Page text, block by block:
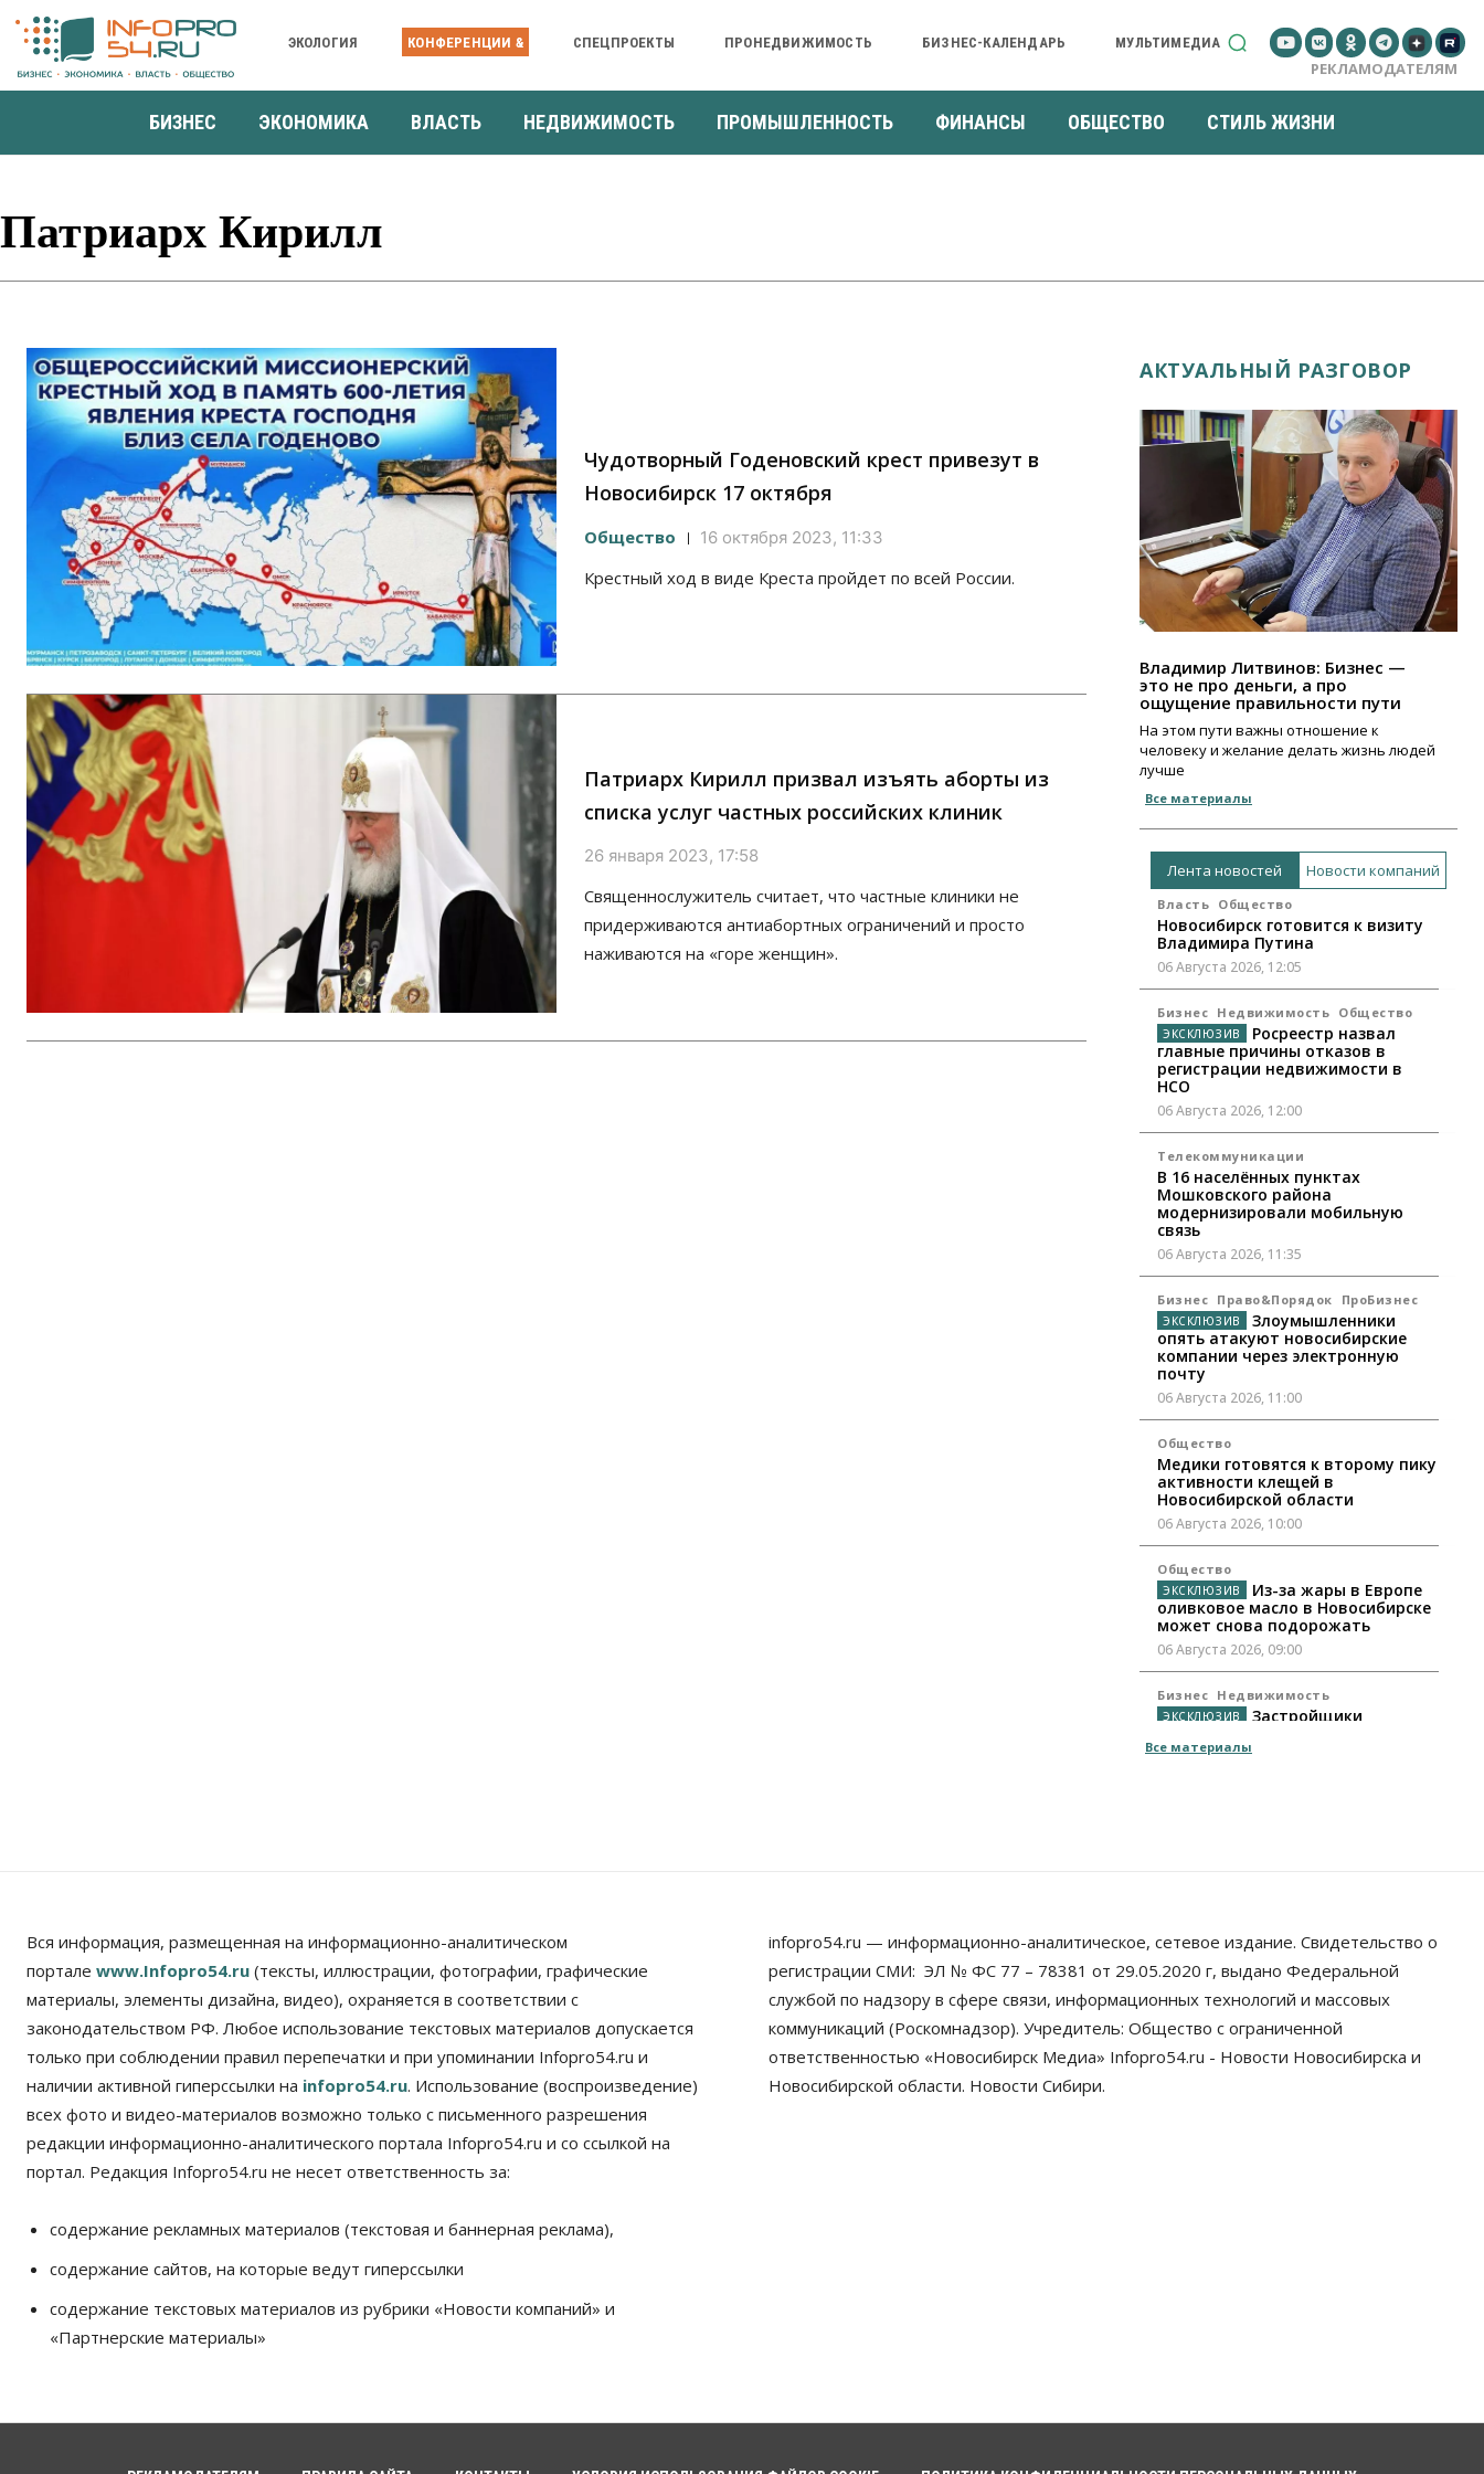
ЭКОЛОГИЯ КОНФЕРЕНЦИИ & СПЕЦПРОЕКТЫ ПРОНЕДВИЖИМОСТЬ БИЗНЕС-КАЛЕНДАРЬ МУЛЬТИМЕДИА
РЕКЛАМОДАТЕЛЯМ
БИЗНЕС ЭКОНОМИКА ВЛАСТЬ НЕДВИЖИМОСТЬ ПРОМЫШЛЕННОСТЬ ФИНАНСЫ ОБЩЕСТВО СТИЛЬ ЖИЗНИ
Патриарх Кирилл
Чудотворный Годеновский крест привезут в
Новосибирск 17 октября
Общество 16 октября 2023, 11:33
Крестный ход в виде Креста пройдет по всей России.
Патриарх Кирилл призвал изъять аборты из
списка услуг частных российских клиник
26 января 2023, 17:58
Священнослужитель считает, что частные клиники не
придерживаются антиабортных ограничений и просто
наживаются на «горе женщин».
АКТУАЛЬНЫЙ РАЗГОВОР
Владимир Литвинов: Бизнес —
это не про деньги, а про
ощущение правильности пути
На этом пути важны отношение к
человеку и желание делать жизнь людей
лучше
Все материалы
Лента новостей Новости компаний
Власть Общество
Новосибирск готовится к визиту
Владимира Путина
06 Августа 2026, 12:05
Бизнес Недвижимость Общество
Росреестр назвал
главные причины отказов в
регистрации недвижимости в
НСО
06 Августа 2026, 12:00
Телекоммуникации
В 16 населённых пунктах
Мошковского района
модернизировали мобильную
связь
06 Августа 2026, 11:35
Бизнес Право&Порядок ПроБизнес
Злоумышленники
опять атакуют новосибирские
компании через электронную
почту
06 Августа 2026, 11:00
Общество
Медики готовятся к второму пику
активности клещей в
Новосибирской области
06 Августа 2026, 10:00
Общество
Из-за жары в Европе
оливковое масло в Новосибирске
может снова подорожать
06 Августа 2026, 09:00
Бизнес Недвижимость
Застройщики
на сумму почти 700 млн рублей
Власть Отставки И Назначения
Министра транспорта
Новосибирской области будут
согласовывать в Москве
05 Августа 2026, 18:30
05 Августа 2026, 16:40
Бизнес Общество
Все материалы
Вся информация, размещенная на информационно-аналитическом
портале www.Infopro54.ru (тексты, иллюстрации, фотографии, графические
материалы, элементы дизайна, видео), охраняется в соответствии с
законодательством РФ. Любое использование текстовых материалов допускается
только при соблюдении правил перепечатки и при упоминании Infopro54.ru и
наличии активной гиперссылки на infopro54.ru. Использование (воспроизведение)
всех фото и видео-материалов возможно только с письменного разрешения
редакции информационно-аналитического портала Infopro54.ru и со ссылкой на
портал. Редакция Infopro54.ru не несет ответственность за:
содержание рекламных материалов (текстовая и баннерная реклама),
содержание сайтов, на которые ведут гиперссылки
содержание текстовых материалов из рубрики «Новости компаний» и
«Партнерские материалы»
infopro54.ru — информационно-аналитическое, сетевое издание. Свидетельство о
регистрации СМИ: ЭЛ № ФС 77 – 78381 от 29.05.2020 г, выдано Федеральной
службой по надзору в сфере связи, информационных технологий и массовых
коммуникаций (Роскомнадзор). Учредитель: Общество с ограниченной
ответственностью «Новосибирск Медиа» Infopro54.ru - Новости Новосибирска и
Новосибирской области. Новости Сибири.